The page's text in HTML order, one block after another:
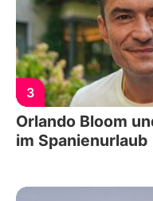
3
Orlando Bloom
im Spanienurlaub